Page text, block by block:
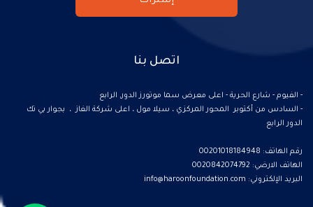
اتصل بنا
- الفيوم - شارع الحرية - اعلى معرض سما موتورز الدور, الرابع
- السادس من أكتوبر المحور المركزي ، سيلا مول ، اعلى شركة الغاز ، بجوار بي تك
الدور الرابع
رقم الهاتف: 00201018184948
الهاتف الارضي: 0020842074792
البريد الإلكتروني: info@haroonfoundation.com